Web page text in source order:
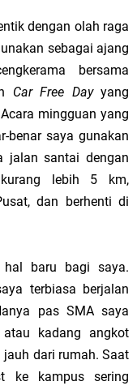
dengan olah raga
sebagai ajang
bersama
Car Free Dayyang
mingguan yang
benar saya gunakan
jalan santai dengan
kurang lebih 5 km,
dan berhenti di
hal baru bagi saya.
terbiasa berjalan
pas SMA saya
kadang angkot
dari rumah. Saat
ke kampus sering